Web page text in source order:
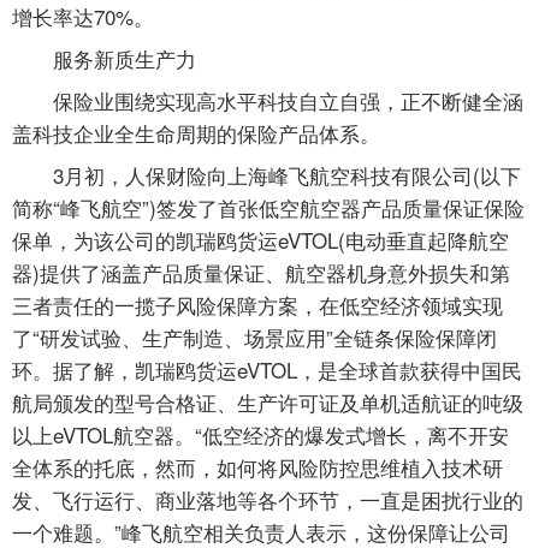
增长率达70%。
服务新质生产力
保险业围绕实现高水平科技自立自强，正不断健全涵
盖科技企业全生命周期的保险产品体系。
3月初，人保财险向上海峰飞航空科技有限公司(以下
简称“峰飞航空”)签发了首张低空航空器产品质量保证保险
保单，为该公司的凯瑞鸥货运eVTOL(电动垂直起降航空
器)提供了涵盖产品质量保证、航空器机身意外损失和第
三者责任的一揽子风险保障方案，在低空经济领域实现
了“研发试验、生产制造、场景应用”全链条保险保障闭
环。据了解，凯瑞鸥货运eVTOL，是全球首款获得中国民
航局颁发的型号合格证、生产许可证及单机适航证的吨级
以上eVTOL航空器。“低空经济的爆发式增长，离不开安
全体系的托底，然而，如何将风险防控思维植入技术研
发、飞行运行、商业落地等各个环节，一直是困扰行业的
一个难题。”峰飞航空相关负责人表示，这份保障让公司